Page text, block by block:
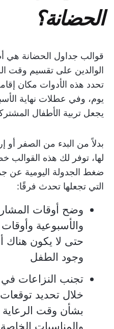
الحضانة؟
قوالب جداول الحضانة هي
الوالدين على تقسيم وقت
تحدد هذه الأدوات مكان
يوم، وفي عطلات نهاية
يجعل تربية الأطفال
بدلاً من البدء من الصفر أو
لها، توفر لك هذه القوالب
ضغط الجدولة اليومية عن
التي تجعلها تحدث فرقًا:
وضح أوقات
والأسبوعية
حتى لا يكون
وجود الطفل
تجنب النزاعات في
خلال تحديد
بشأن وقت الرعاية
والمناسبات الخاصة